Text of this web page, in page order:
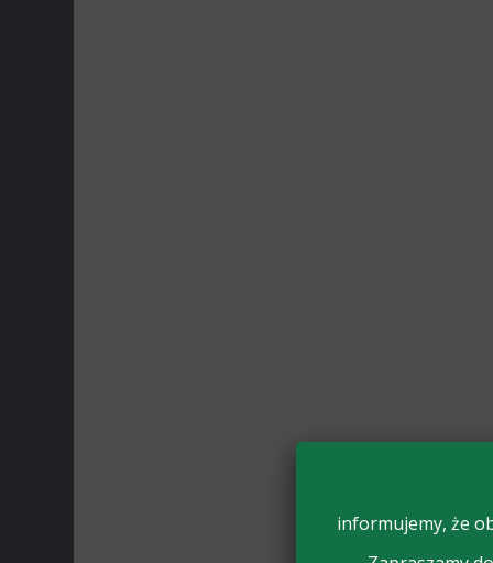
informujemy, że